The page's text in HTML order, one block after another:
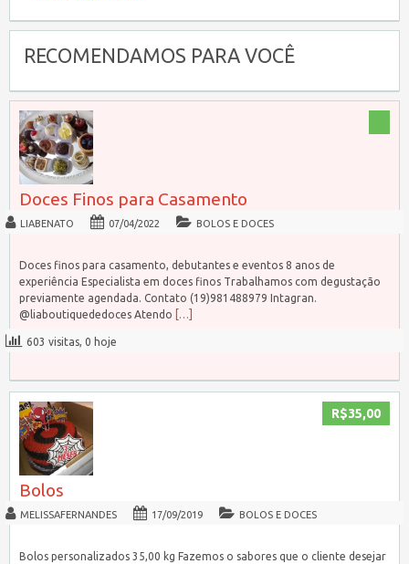
RECOMENDAMOS PARA VOCÊ
Doces Finos para Casamento
LIABENATO 07/04/2022 BOLOS E DOCES
Doces finos para casamento, debutantes e eventos 8 anos de
experiência Especialista em doces finos Trabalhamos com degustação
previamente agendada. Contato (19)981488979 Intagran.
@liaboutiquededoces Atendo
[…]
603 visitas, 0 hoje
R$35,00
Bolos
MELISSAFERNANDES 17/09/2019 BOLOS E DOCES
Bolos personalizados 35,00 kg Fazemos o sabores que o cliente desejar